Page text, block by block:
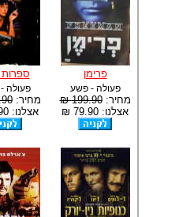
פרימן
פעולה - פשע
מחיר:199.90 ₪
אצלנו: 79.90 ₪
ספרות
פעולה
מחיר:₪
אצלנו: 79.90 ₪